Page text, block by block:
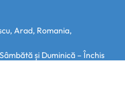
Arad, Romania,
și Duminică – Închis